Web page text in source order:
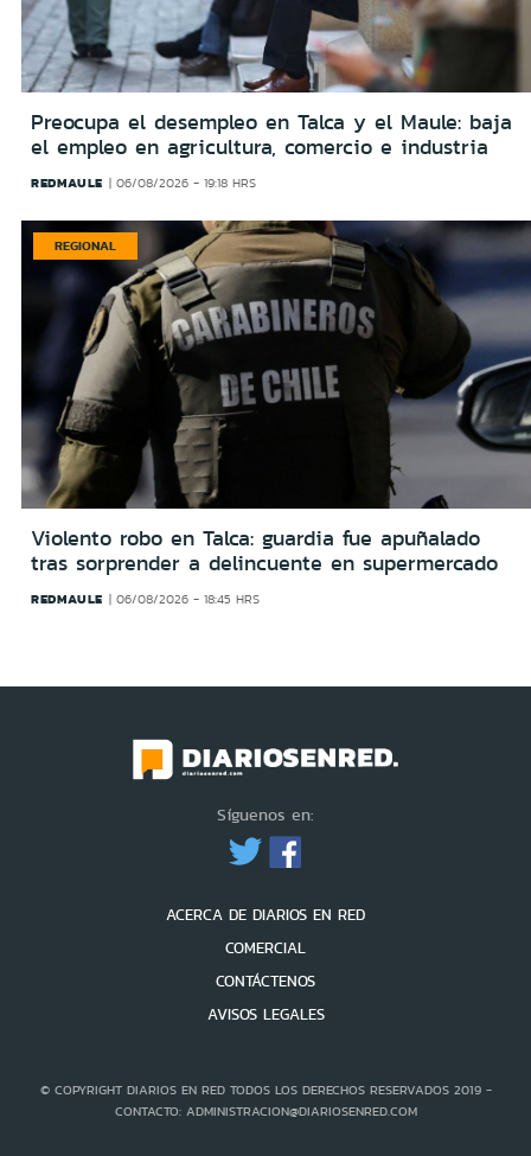
Preocupa el desempleo en Talca y el Maule: baja
el empleo en agricultura, comercio e industria
REDMAULE 06/08/2026 - 19:18 HRS
REGIONAL
Violento robo en Talca: guardia fue apuñalado
tras sorprender a delincuente en supermercado
REDMAULE 06/08/2026 - 18:45 HRS
Síguenos en:
ACERCA DE DIARIOS EN RED
COMERCIAL
CONTÁCTENOS
AVISOS LEGALES
© COPYRIGHT DIARIOS EN RED TODOS LOS DERECHOS RESERVADOS 2019 -
CONTACTO: ADMINISTRACION@DIARIOSENRED.COM